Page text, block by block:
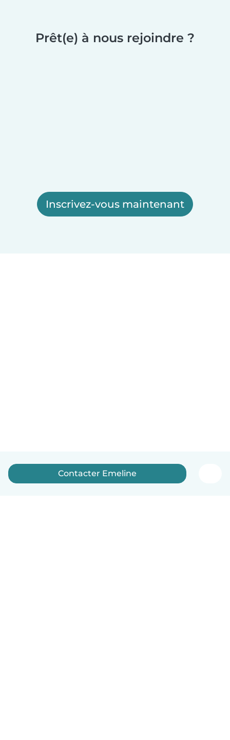
Prêt(e) à nous rejoindre ?
Inscrivez-vous maintenant
Contacter Emeline